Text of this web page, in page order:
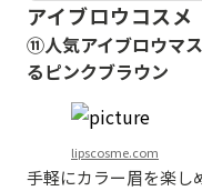
アイブロウコスメ
⑪人気アイブロウマ
るピンクブラウン
lipscosme.com
手軽にカラー眉を楽し